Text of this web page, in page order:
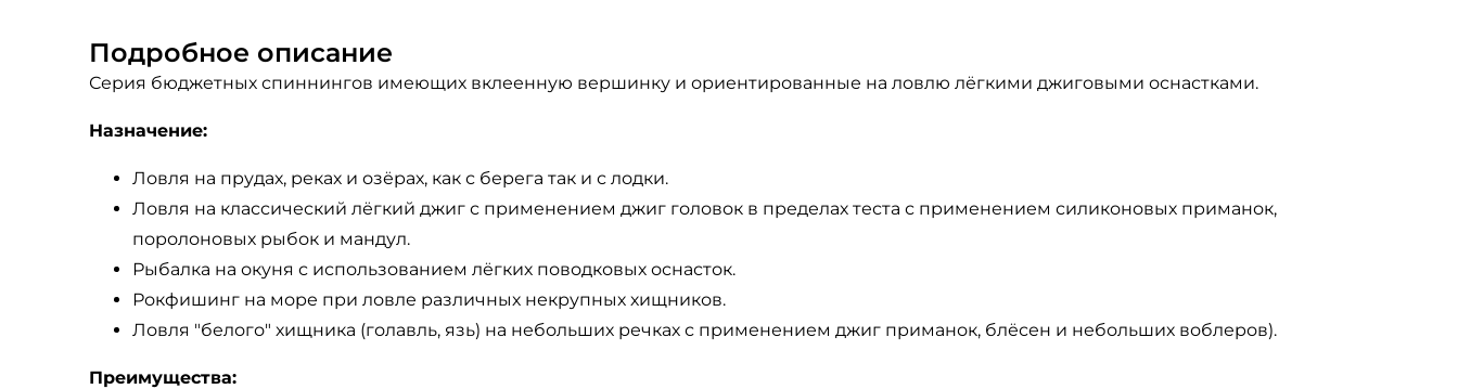
Подробное описание
Серия бюджетных спиннингов имеющих вклеенную вершинку и ориентированные на ловлю лёгкими джиговыми оснастками.
Назначение:
Ловля на прудах, реках и озёрах, как с берега так и с лодки.
Ловля на классический лёгкий джиг с применением джиг головок в пределах теста с применением силиконовых приманок,
поролоновых рыбок и мандул.
Рыбалка на окуня с использованием лёгких поводковых оснасток.
Рокфишинг на море при ловле различных некрупных хищников.
Ловля "белого" хищника (голавль, язь) на небольших речках с применением джиг приманок, блёсен и небольших воблеров).
Преимущества: